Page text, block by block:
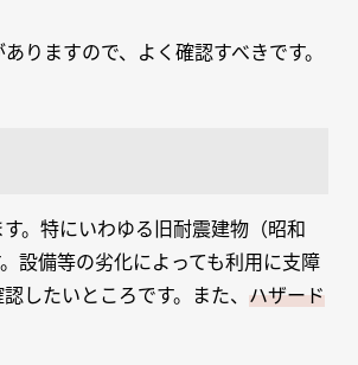
りますので、よく確認すべきです。
。特にいわゆる旧耐震建物（昭和
設備等の劣化によっても利用に支障
したいところです。また、 ハザード